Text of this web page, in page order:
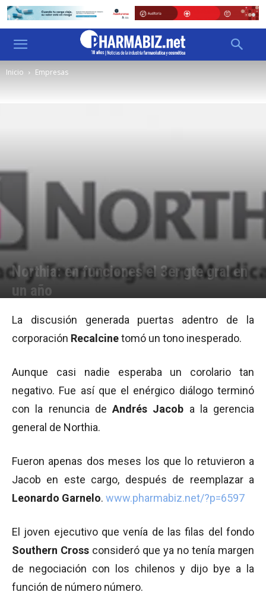
Inicio Empresas
Northia: en funciones el 3er gte gral en
un año
La discusión generada puertas adentro de la
corporación Recalcinetomó un tono inesperado.
Aunque casi nadie esperaba un corolario tan
negativo. Fue así que el enérgico diálogo terminó
con la renuncia de Andrés Jacob a la gerencia
general de Northia.
Fueron apenas dos meses los que lo retuvieron a
Jacob en este cargo, después de reemplazar a
Leonardo Garnelo. www.pharmabiz.net/?p=6597
El joven ejecutivo que venía de las filas del fondo
Southern Cross consideró que ya no tenía margen
de negociación con los chilenos y dijo bye a la
función de número número.